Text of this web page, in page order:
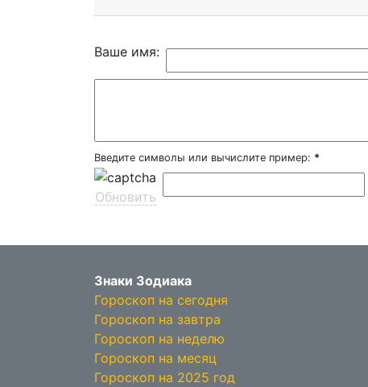
Ваше имя:
Введите символы или вычислите пример: *
Обновить
Знаки Зодиака
Гороскоп на сегодня
Гороскоп на завтра
Гороскоп на неделю
Гороскоп на месяц
Гороскоп на 2025 год